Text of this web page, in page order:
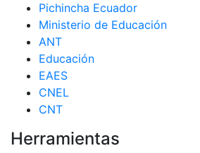
Pichincha Ecuador
Ministerio de Educación
ANT
Educación
EAES
CNEL
CNT
Herramientas